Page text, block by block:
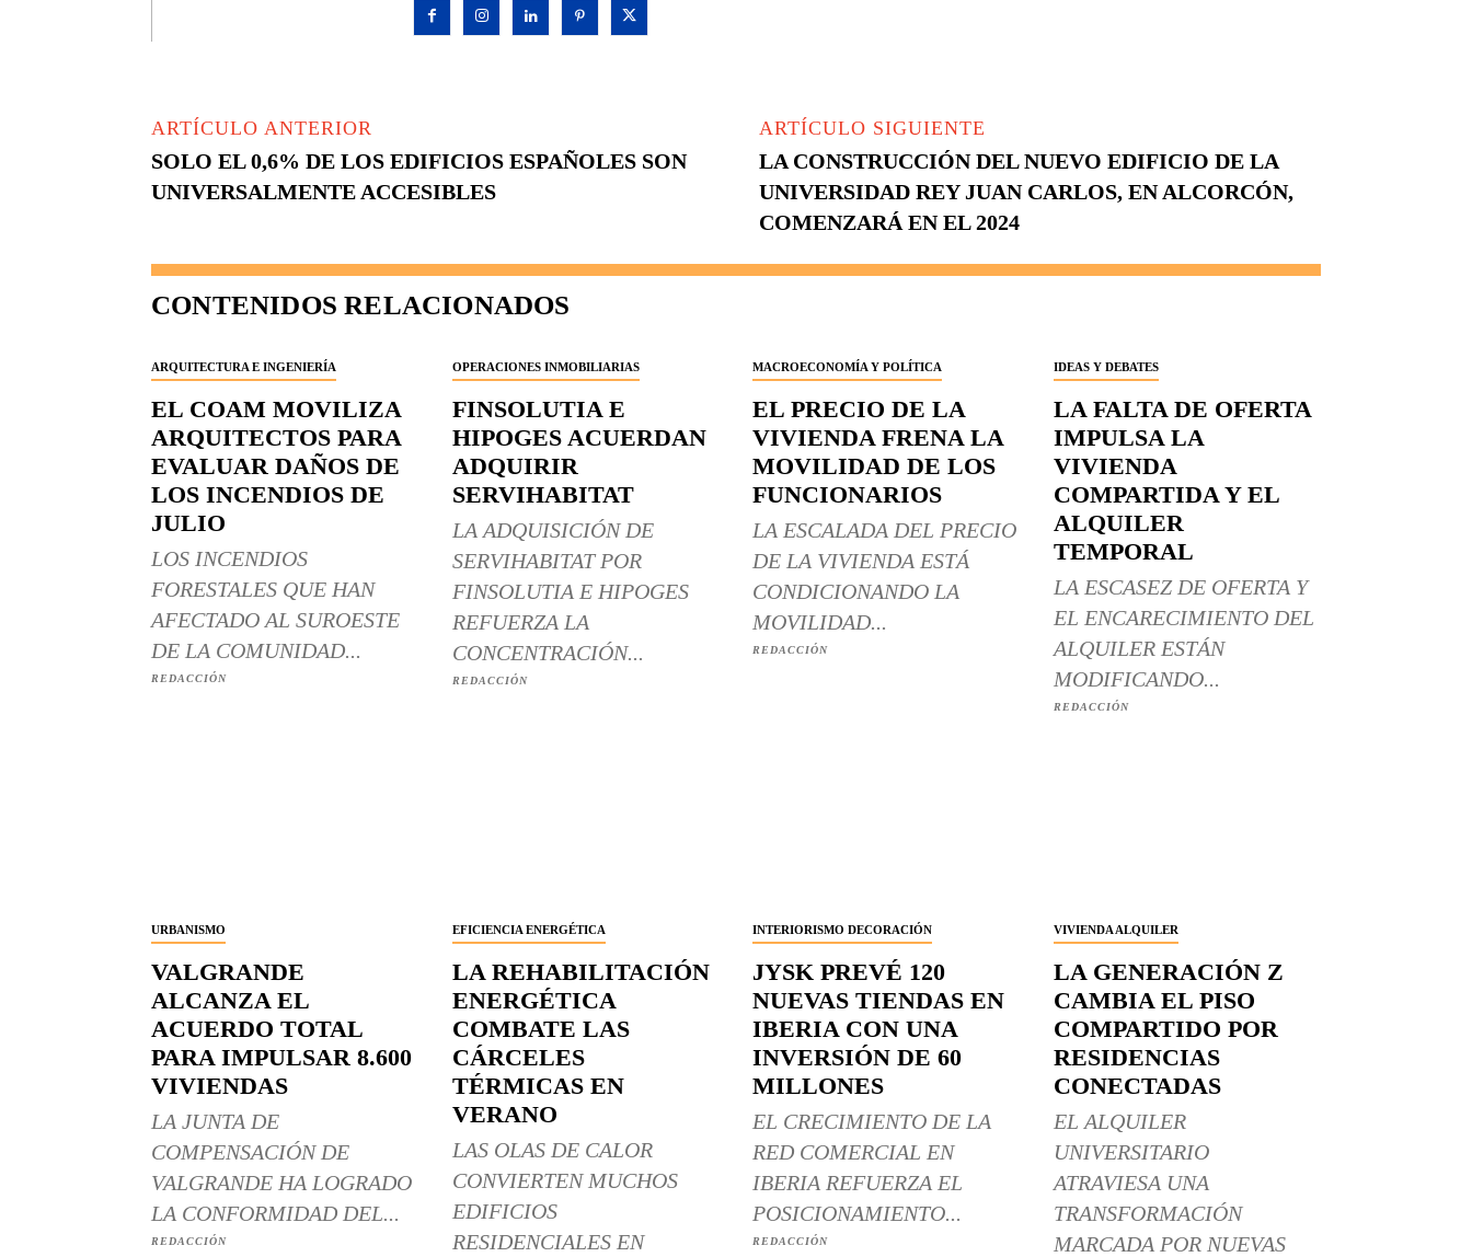
ARTÍCULO ANTERIOR
SOLO EL 0,6% DE LOS EDIFICIOS ESPAÑOLES SON
UNIVERSALMENTE ACCESIBLES
ARTÍCULO SIGUIENTE
LA CONSTRUCCIÓN DEL NUEVO EDIFICIO DE LA
UNIVERSIDAD REY JUAN CARLOS, EN ALCORCÓN,
COMENZARÁ EN EL 2024
CONTENIDOS RELACIONADOS
ARQUITECTURA E INGENIERÍA
EL COAM MOVILIZA
ARQUITECTOS PARA
EVALUAR DAÑOS DE
LOS INCENDIOS DE
JULIO
LOS INCENDIOS
FORESTALES QUE HAN
AFECTADO AL SUROESTE
DE LA COMUNIDAD...
REDACCIÓN
OPERACIONES INMOBILIARIAS
FINSOLUTIA E
HIPOGES ACUERDAN
ADQUIRIR
SERVIHABITAT
LA ADQUISICIÓN DE
SERVIHABITAT POR
FINSOLUTIA E HIPOGES
REFUERZA LA
CONCENTRACIÓN...
REDACCIÓN
MACROECONOMÍA Y POLÍTICA
EL PRECIO DE LA
VIVIENDA FRENA LA
MOVILIDAD DE LOS
FUNCIONARIOS
LA ESCALADA DEL PRECIO
DE LA VIVIENDA ESTÁ
CONDICIONANDO LA
MOVILIDAD...
REDACCIÓN
IDEAS Y DEBATES
LA FALTA DE OFERTA
IMPULSA LA
VIVIENDA
COMPARTIDA Y EL
ALQUILER
TEMPORAL
LA ESCASEZ DE OFERTA Y
EL ENCARECIMIENTO DEL
ALQUILER ESTÁN
MODIFICANDO...
REDACCIÓN
URBANISMO
VALGRANDE
ALCANZA EL
ACUERDO TOTAL
PARA IMPULSAR 8.600
VIVIENDAS
LA JUNTA DE
COMPENSACIÓN DE
VALGRANDE HA LOGRADO
LA CONFORMIDAD DEL...
REDACCIÓN
EFICIENCIA ENERGÉTICA
LA REHABILITACIÓN
ENERGÉTICA
COMBATE LAS
CÁRCELES
TÉRMICAS EN
VERANO
LAS OLAS DE CALOR
CONVIERTEN MUCHOS
EDIFICIOS
RESIDENCIALES EN
INTERIORISMO DECORACIÓN
JYSK PREVÉ 120
NUEVAS TIENDAS EN
IBERIA CON UNA
INVERSIÓN DE 60
MILLONES
EL CRECIMIENTO DE LA
RED COMERCIAL EN
IBERIA REFUERZA EL
POSICIONAMIENTO...
REDACCIÓN
VIVIENDA ALQUILER
LA GENERACIÓN Z
CAMBIA EL PISO
COMPARTIDO POR
RESIDENCIAS
CONECTADAS
EL ALQUILER
UNIVERSITARIO
ATRAVIESA UNA
TRANSFORMACIÓN
MARCADA POR NUEVAS